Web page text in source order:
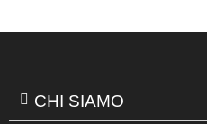
CHI SIAMO